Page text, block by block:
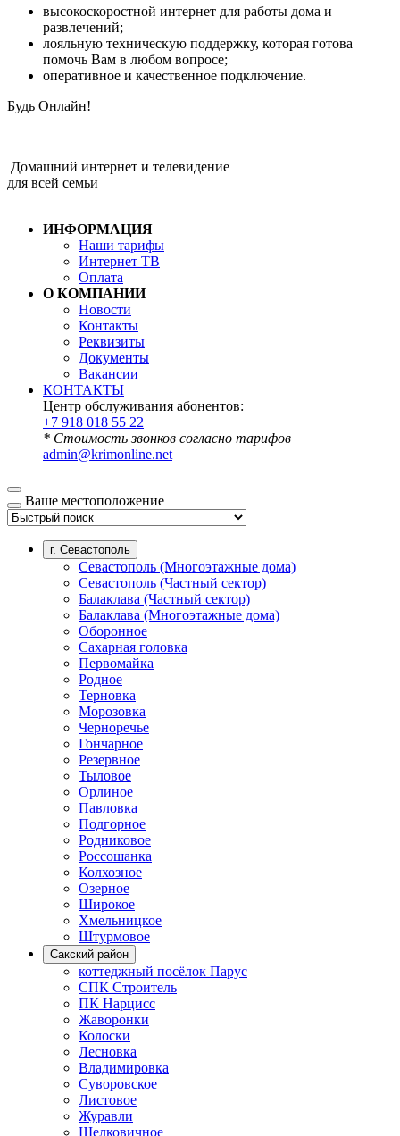
высокоскоростной интернет для работы дома и
развлечений;
лояльную техническую поддержку, которая готова
помочь Вам в любом вопросе;
оперативное и качественное подключение.
Будь Онлайн!
Домашний интернет и телевидение
для всей семьи
ИНФОРМАЦИЯ
Наши тарифы
Интернет ТВ
Оплата
О КОМПАНИИ
Новости
Контакты
Реквизиты
Документы
Вакансии
КОНТАКТЫ
Центр обслуживания абонентов:
+7 918 018 55 22
* Стоимость звонков согласно тарифов
admin@krimonline.net
Ваше местоположение
г. Севастополь
Севастополь (Многоэтажные дома)
Севастополь (Частный сектор)
Балаклава (Частный сектор)
Балаклава (Многоэтажные дома)
Оборонное
Сахарная головка
Первомайка
Родное
Терновка
Морозовка
Черноречье
Гончарное
Резервное
Тыловое
Орлиное
Павловка
Подгорное
Родниковое
Россошанка
Колхозное
Озерное
Широкое
Хмельницкое
Штурмовое
Сакский район
коттеджный посёлок Парус
СПК Строитель
ПК Нарцисс
Жаворонки
Колоски
Лесновка
Владимировка
Суворовское
Листовое
Журавли
Шелковичное